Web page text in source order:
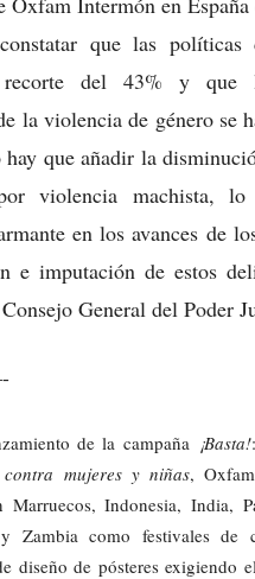
que las políticas
del 43% y que
la violencia de género se
que añadir la
violencia machista,
en los avances de
e imputación de estos
General del Poder
de la campaña ¡Basta!:
contra mujeres y niñas,
Marruecos, Indonesia, India,
Zambia como festivales de
diseño de pósteres exigiendo